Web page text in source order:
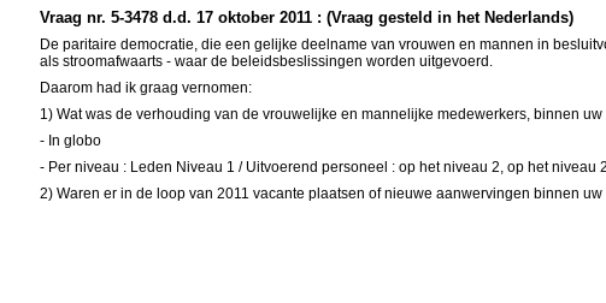
Vraag nr. 5-3478 d.d. 17 oktober 2011 : (Vraag gesteld in het Nederlands)
De paritaire democratie, die een gelijke deelname van vrouwen en mannen in
als stroomafwaarts - waar de beleidsbeslissingen worden uitgevoerd.
Daarom had ik graag vernomen:
1) Wat was de verhouding van de vrouwelijke en mannelijke medewerkers, binnen
- In globo
- Per niveau : Leden Niveau 1 / Uitvoerend personeel : op het niveau 2, op het
2) Waren er in de loop van 2011 vacante plaatsen of nieuwe aanwervingen binnen